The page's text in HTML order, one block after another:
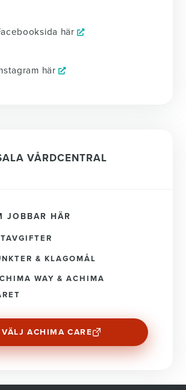
här
här
VÅRDCENTRAL
JOBBAR HÄR
& KLAGOMÅL
WAY & ACHIMA
VÄLJ ACHIMA CARE